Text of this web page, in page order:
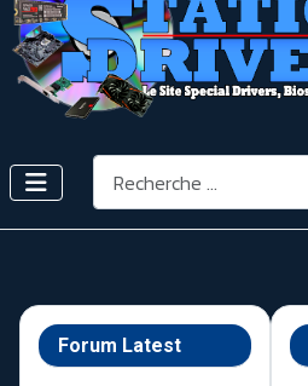
Rechercher
Forum Latest